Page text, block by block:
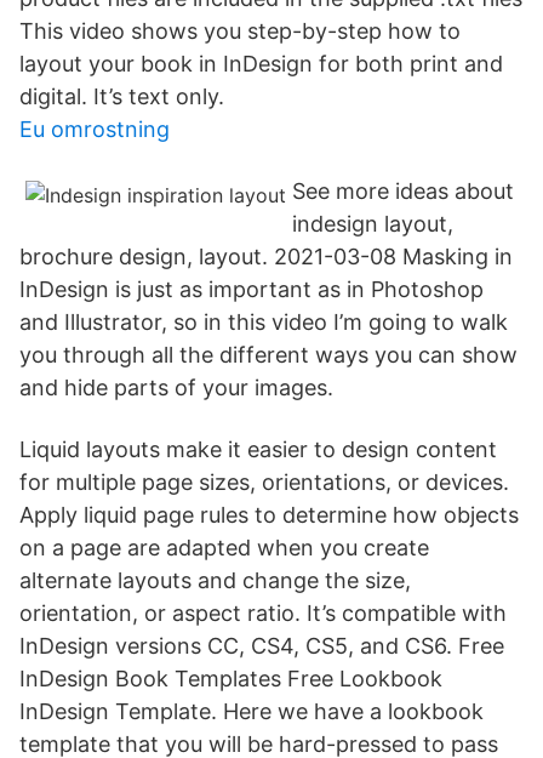
This video shows you step-by-step how to
layout your book in InDesign for both print and
digital. It’s text only.
Eu omrostning
See more ideas about
indesign layout,
brochure design, layout. 2021-03-08 Masking in
InDesign is just as important as in Photoshop
and Illustrator, so in this video I’m going to walk
you through all the different ways you can show
and hide parts of your images.
Liquid layouts make it easier to design content
for multiple page sizes, orientations, or devices.
Apply liquid page rules to determine how objects
on a page are adapted when you create
alternate layouts and change the size,
orientation, or aspect ratio. It’s compatible with
InDesign versions CC, CS4, CS5, and CS6. Free
InDesign Book Templates Free Lookbook
InDesign Template. Here we have a lookbook
template that you will be hard-pressed to pass